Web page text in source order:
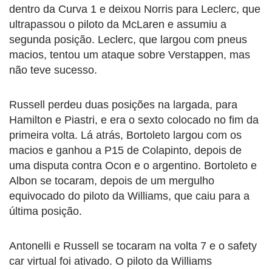
dentro da Curva 1 e deixou Norris para Leclerc, que
ultrapassou o piloto da McLaren e assumiu a
segunda posição. Leclerc, que largou com pneus
macios, tentou um ataque sobre Verstappen, mas
não teve sucesso.
Russell perdeu duas posições na largada, para
Hamilton e Piastri, e era o sexto colocado no fim da
primeira volta. Lá atrás, Bortoleto largou com os
macios e ganhou a P15 de Colapinto, depois de
uma disputa contra Ocon e o argentino. Bortoleto e
Albon se tocaram, depois de um mergulho
equivocado do piloto da Williams, que caiu para a
última posição.
Antonelli e Russell se tocaram na volta 7 e o safety
car virtual foi ativado. O piloto da Williams